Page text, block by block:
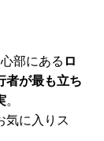
部にある ロ
者が最も立ち
。
気に入りス